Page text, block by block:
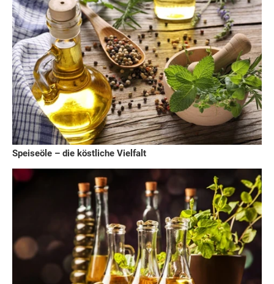
Speiseöle – die köstliche Vielfalt